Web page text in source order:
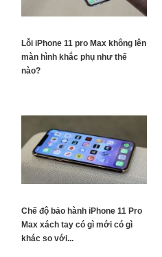
Lỗi iPhone 11 pro Max không lên
màn hình khắc phụ như thế
nào?
Chế độ bảo hành iPhone 11 Pro
Max xách tay có gì mới có gì
khác so với...